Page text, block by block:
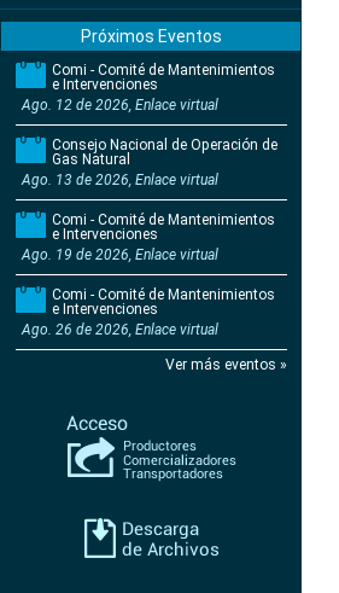
Próximos Eventos
Comi - Comité de Mantenimientos
e Intervenciones
Ago. 12 de 2026, Enlace virtual
Consejo Nacional de Operación de
Gas Natural
Ago. 13 de 2026, Enlace virtual
Comi - Comité de Mantenimientos
e Intervenciones
Ago. 19 de 2026, Enlace virtual
Comi - Comité de Mantenimientos
e Intervenciones
Ago. 26 de 2026, Enlace virtual
Ver más eventos »